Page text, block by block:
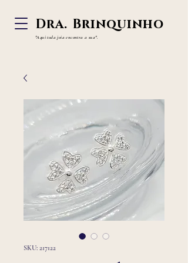
Dra. Brinquinho
"Aqui toda joiaencontra a sua".
SKU: 217122